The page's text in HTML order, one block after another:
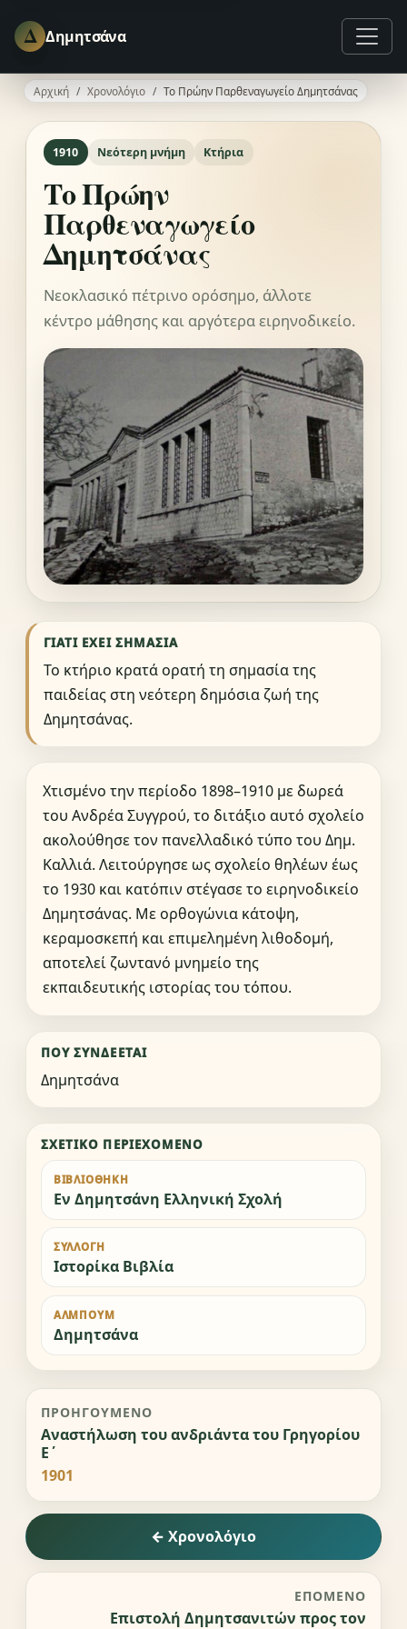
Δ Δημητσάνα
Αρχική Χρονολόγιο Το Πρώην Παρθεναγωγείο Δημητσάνας
1910 Νεότερη μνήμη Κτήρια
Το Πρώην
Παρθεναγωγείο
Δημητσάνας
Νεοκλασικό πέτρινο ορόσημο, άλλοτε
κέντρο μάθησης και αργότερα ειρηνοδικείο.
ΓΙΑΤΊ ΈΧΕΙ ΣΗΜΑΣΊΑ
Το κτήριο κρατά ορατή τη σημασία της
παιδείας στη νεότερη δημόσια ζωή της
Δημητσάνας.
Χτισμένο την περίοδο 1898–1910 με δωρεά
του Ανδρέα Συγγρού, το διτάξιο αυτό σχολείο
ακολούθησε τον πανελλαδικό τύπο του Δημ.
Καλλιά. Λειτούργησε ως σχολείο θηλέων έως
το 1930 και κατόπιν στέγασε το ειρηνοδικείο
Δημητσάνας. Με ορθογώνια κάτοψη,
κεραμοσκεπή και επιμελημένη λιθοδομή,
αποτελεί ζωντανό μνημείο της
εκπαιδευτικής ιστορίας του τόπου.
ΠΟΎ ΣΥΝΔΈΕΤΑΙ
Δημητσάνα
ΣΧΕΤΙΚΌ ΠΕΡΙΕΧΌΜΕΝΟ
ΒΙΒΛΙΟΘΉΚΗ
Εν Δημητσάνη Ελληνική Σχολή
ΣΥΛΛΟΓΉ
Ιστορίκα Βιβλία
ΆΛΜΠΟΥΜ
Δημητσάνα
ΠΡΟΗΓΟΎΜΕΝΟ
Αναστήλωση του ανδριάντα του Γρηγορίου
Ε΄
1901
← Χρονολόγιο
ΕΠΌΜΕΝΟ
Επιστολή Δημητσανιτών προς τον